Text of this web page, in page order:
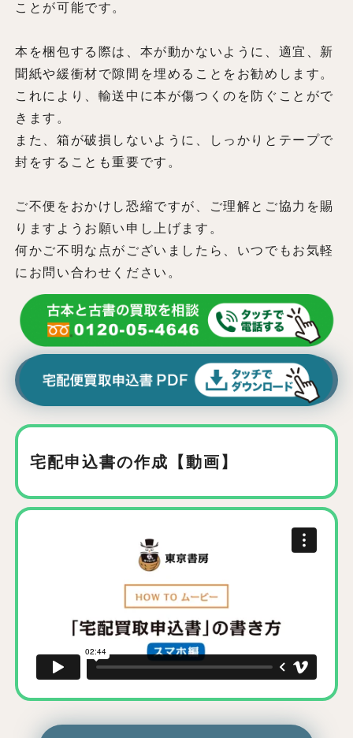
ことが可能です。
本を梱包する際は、本が動かないように、適宜、新
聞紙や緩衝材で隙間を埋めることをお勧めします。
これにより、輸送中に本が傷つくのを防ぐことがで
きます。
また、箱が破損しないように、しっかりとテープで
封をすることも重要です。
ご不便をおかけし恐縮ですが、ご理解とご協力を賜
りますようお願い申し上げます。
何かご不明な点がございましたら、いつでもお気軽
にお問い合わせください。
宅配申込書の作成【動画】